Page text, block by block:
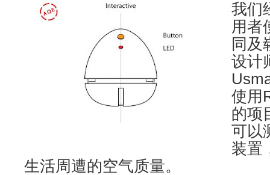
我们
用者
同及
设计
使用
的项
可以
装置
生活周遭的空气质量。